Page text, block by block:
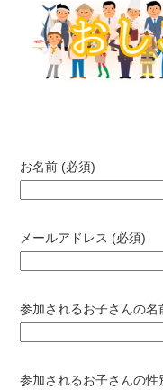
お名前 (必須)
メールアドレス (必須)
参加されるお子さんの名
参加されるお子さんの性